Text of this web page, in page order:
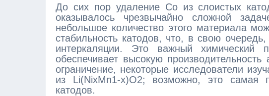
До сих пор удаление Co из слоистых
оказывалось чрезвычайно сложной
небольшое количество этого материала
стабильность катодов, что, в свою
интеркаляции. Это важный химический
обеспечивает высокую
ограничение, некоторые исследователи
из Li(NixMn1-x)O2; возможно, это самая
катодов.